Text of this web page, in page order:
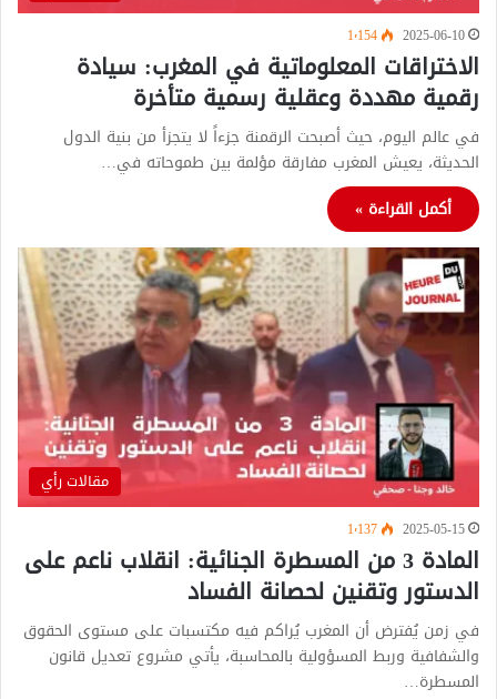
2025-06-10 1٬154
الاختراقات المعلوماتية في المغرب: سيادة
رقمية مهددة وعقلية رسمية متأخرة
في عالم اليوم، حيث أصبحت الرقمنة جزءاً لا يتجزأ من بنية الدول
الحديثة، يعيش المغرب مفارقة مؤلمة بين طموحاته في…
أكمل القراءة »
مقالات رأي
2025-05-15 1٬137
المادة 3 من المسطرة الجنائية: انقلاب ناعم على
الدستور وتقنين لحصانة الفساد
في زمن يُفترض أن المغرب يُراكم فيه مكتسبات على مستوى الحقوق
والشفافية وربط المسؤولية بالمحاسبة، يأتي مشروع تعديل قانون
المسطرة…